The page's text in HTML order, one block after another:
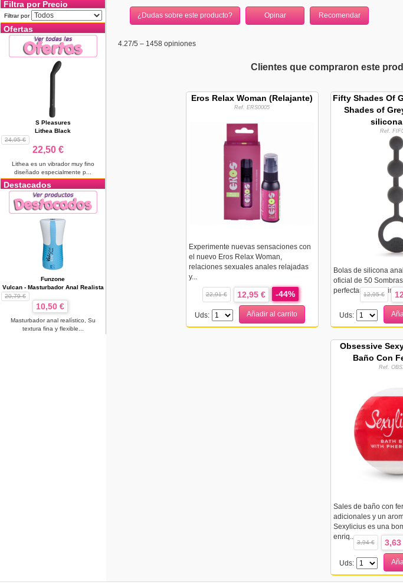
Filtra por Precio
Filtrar por
Ofertas
S Pleasures
Lithea Black
24,95 €
22,50 €
Lithea es un vibrador muy fino
diseñado especialmente p...
Destacados
Funzone
Vulcan - Masturbador Anal Realista
20,79 €
10,50 €
Masturbador anal realístico, Su
textura fina y flexible...
¿Dudas sobre este producto?
4.27/5 – 1458 opiniones
Clientes que compraron este
Eros Relax Woman (Relajante)
Ref. ERS0005
Experimente nuevas sensaciones con
el nuevo Eros Relax Woman,
relaciones sexuales anales relajadas
y...
22,91 € 12,95 € -44%
Uds: Añadir al carrito
Fifty Shades Of
Shades of
silicona
Ref.
Bolas de silicona
oficial de 50
perfectas para
12,95 €
Uds:
Obsessive
Baño Con
Ref.
Sales de baño con
adicionales y un
Sexylicius es una
enriq...
3,94 € 3,63
Uds: